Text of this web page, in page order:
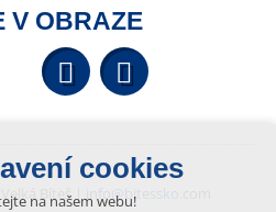
V OBRAZE
YouTube
Bíteš |
info@bitessko.com
cookies
na našem webu!